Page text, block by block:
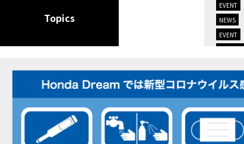
Topics
EVENT
NEWS
EVENT
MOVIE
EVENT
MOVIE
EVENT